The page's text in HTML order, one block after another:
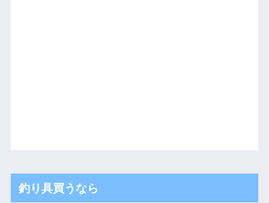
釣り具買うなら